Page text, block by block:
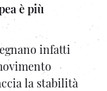
è più
infatti
la stabilità